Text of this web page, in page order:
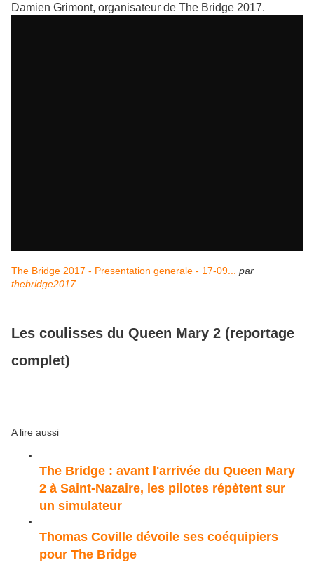
Damien Grimont, organisateur de The Bridge 2017.
The Bridge 2017 - Presentation generale - 17-09...
par
thebridge2017
Les coulisses du Queen Mary 2 (reportage
complet)
A lire aussi
The Bridge : avant l'arrivée du Queen Mary
2 à Saint-Nazaire, les pilotes répètent sur
un simulateur
Thomas Coville dévoile ses coéquipiers
pour The Bridge